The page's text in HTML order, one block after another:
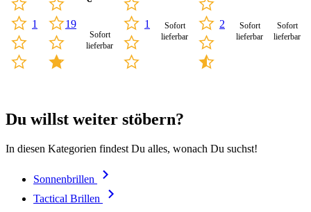
1 19
Sofort
lieferbar
1
Sofort
lieferbar
2
Sofort
lieferbar
Sofort
lieferbar
Du willst weiter stöbern?
In diesen Kategorien findest Du alles, wonach Du suchst!
Sonnenbrillen
Tactical Brillen